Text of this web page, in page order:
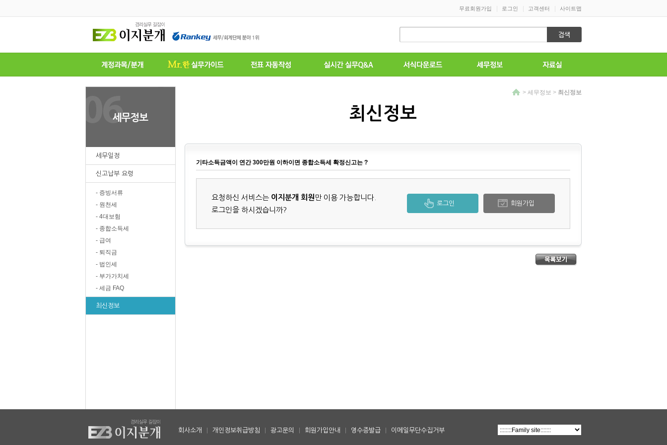
무료회원가입 로그인 고객센터 사이트맵
세무일정
신고납부 요령
- 증빙서류
- 원천세
- 4대보험
- 종합소득세
- 급여
- 퇴직금
- 법인세
- 부가가치세
- 세금 FAQ
최신정보
> 세무정보 > 최신정보
최신정보
기타소득금액이 연간 300만원 이하이면 종합소득세 확정신고는 ?
요청하신 서비스는 이지분개 회원 만 이용 가능합니다.
로그인을 하시겠습니까?
회원가입
로그인
회사소개 개인정보취급방침 광고문의 회원가입안내 영수증발급 이메일무단수집거부